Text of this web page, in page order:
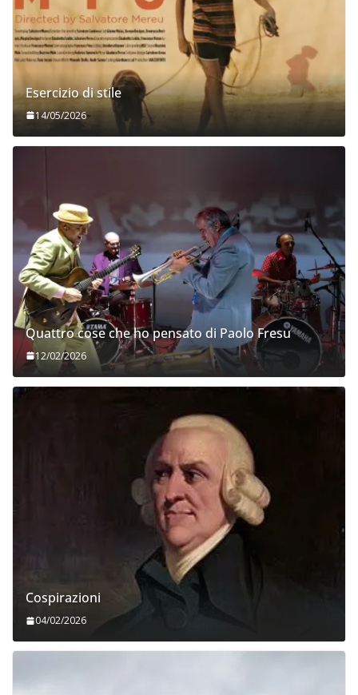
Esercizio di stile
14/05/2026
Quattro cose che ho pensato di Paolo Fresu
12/02/2026
Cospirazioni
04/02/2026